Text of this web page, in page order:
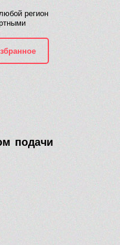
регион
подачи